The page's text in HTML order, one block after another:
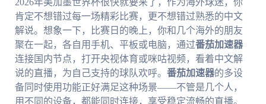
2026年美加墨世界杯很快就要来了，作为海外球迷，你
肯定不想错过每一场精彩比赛，更不想错过熟悉的中文
解说。想象一下，比赛日的晚上，你和几个海外的朋友
聚在一起，各自用手机、平板或电脑，通过番茄加速器
连接国内节点，打开央视体育或咪咕视频，看着中文解
说的直播，为自己支持的球队欢呼。 番茄加速器的多设
备同时使用功能正好满足这种场景——不管是几个人，
用不同的设备，都能同时连接，享受稳定流畅的直播。